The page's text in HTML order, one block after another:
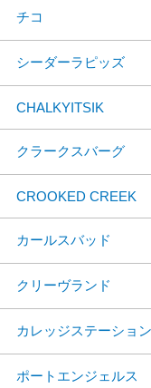
チコ
シーダーラピッズ
CHALKYITSIK
クラークスバーグ
CROOKED CREEK
カールスバッド
クリーヴランド
カレッジステーション
ポートエンジェルス